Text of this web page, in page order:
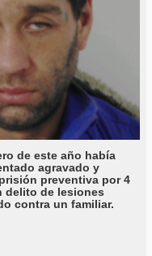
de este año había
agravado y
preventiva por 4
delito de lesiones
contra un familiar.